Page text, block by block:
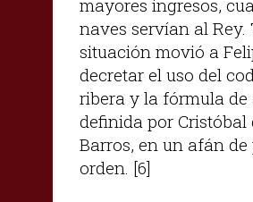
mayores ingresos,
naves servían al Rey.
situación movió a
decretar el uso del
ribera y la fórmula de
definida por Cristóbal
Barros, en un afán de
orden. [6]